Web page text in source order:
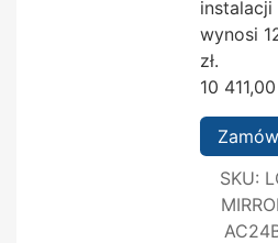
instalacji
wynosi
zł.
10 411,00
SKU: